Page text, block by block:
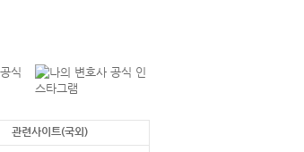
으로 사용한 경우 법적 조
관련사이트(국외)